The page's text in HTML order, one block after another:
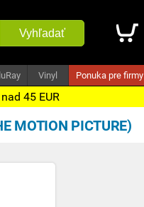
Vyhľadať
Vinyl Ponuka pre firmy
45 EUR
MOTION PICTURE)